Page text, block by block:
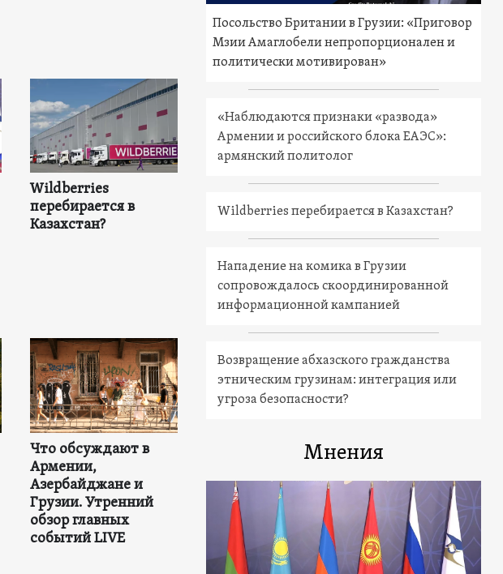
Wildberries
перебирается в
Казахстан?
Что обсуждают в
Армении,
Азербайджане и
Грузии. Утренний
обзор главных
событий LIVE
Посольство Британии в Грузии: «Приговор
Мзии Амаглобели непропорционален и
политически мотивирован»
«Наблюдаются признаки «развода»
Армении и российского блока ЕАЭС»:
армянский политолог
Wildberries перебирается в Казахстан?
Нападение на комика в Грузии
сопровождалось скоординированной
информационной кампанией
Возвращение абхазского гражданства
этническим грузинам: интеграция или
угроза безопасности?
Мнения